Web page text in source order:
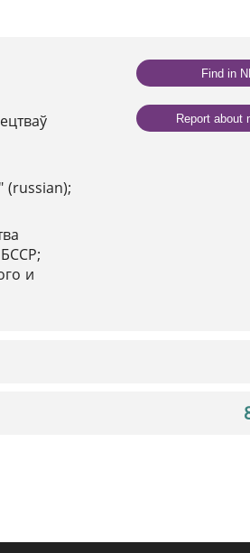
(russian);
и
Find in
Report about